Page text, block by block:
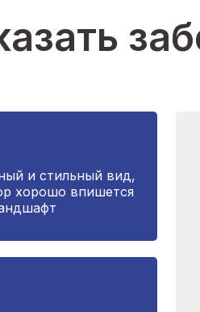
и стильный вид,
хорошо впишется